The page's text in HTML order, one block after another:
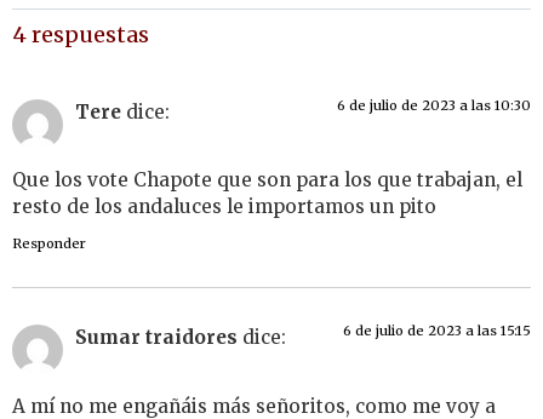
4 respuestas
Tere dice: 6 de julio de 2023 a las 10:30
Que los vote Chapote que son para los que trabajan, el
resto de los andaluces le importamos un pito
Responder
Sumar traidores dice: 6 de julio de 2023 a las 15:15
A mí no me engañáis más señoritos, como me voy a